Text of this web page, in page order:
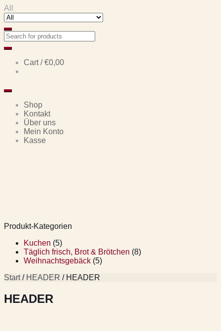
Skip
to
Skip
to
All
Cart /€0,00
Shop
Kontakt
Über uns
Mein Konto
Kasse
Produkt-Kategorien
Kuchen (5)
Täglich frisch, Brot & Brötchen (8)
Weihnachtsgebäck (5)
Start/ HEADER / HEADER
HEADER